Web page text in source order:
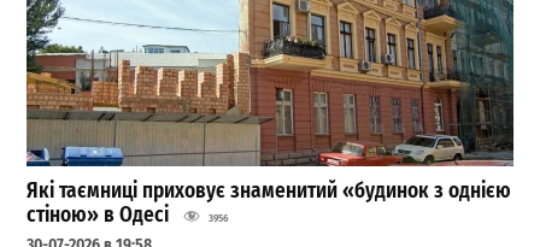
Які таємниці приховує знаменитий «будинок з однією
стіною» в Одесі
3956